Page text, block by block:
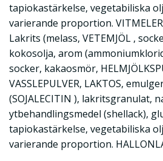
tapiokastärkelse, vegetabiliska
varierande proportion.
Lakrits (melass, VETEMJÖL ,
kokosolja, arom
socker, kakaosmör,
VASSLEPULVER, LAKTOS,
(SOJALECITIN ), lakritsgranulat,
ytbehandlingsmedel (shellack),
tapiokastärkelse, vegetabiliska
varierande proportion.